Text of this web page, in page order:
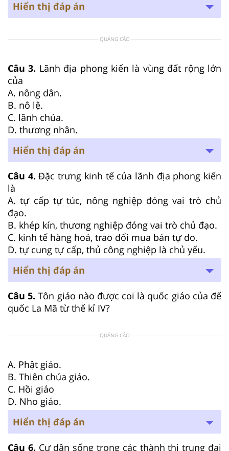
Hiển thị đáp án
QUẢNG CÁO
Câu 3. Lãnh địa phong kiến là vùng đất rộng lớn
của
A. nông dân.
B. nô lệ.
C. lãnh chúa.
D. thương nhân.
Hiển thị đáp án
Câu 4.Đặc trưng kinh tế của lãnh địa phong kiến
là
A. tự cấp tự túc, nông nghiệp đóng vai trò chủ
đạo.
B. khép kín, thương nghiệp đóng vai trò chủ đạo.
C. kinh tế hàng hoá, trao đổi mua bán tự do.
D. tự cung tự cấp, thủ công nghiệp là chủ yếu.
Hiển thị đáp án
Câu 5.Tôn giáo nào được coi là quốc giáo của đế
quốc La Mã từ thế kỉ IV?
QUẢNG CÁO
A. Phật giáo.
B. Thiên chúa giáo.
C. Hồi giáo
D. Nho giáo.
Hiển thị đáp án
Câu 6. Cư dân sống trong các thành thị trung đại